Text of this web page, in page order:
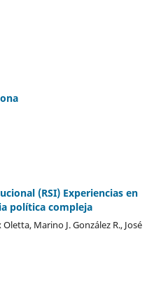
(RSI) Experiencias en
política compleja
Marino J. González R., José